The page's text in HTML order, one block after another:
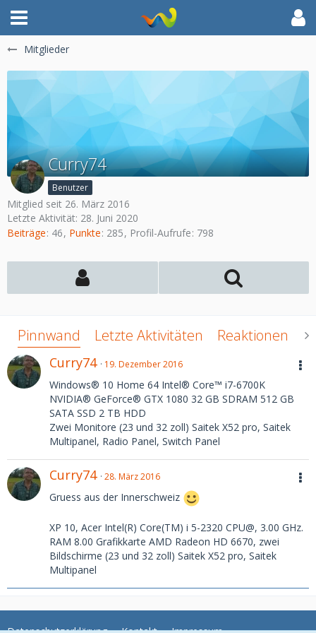
Mitglieder
Curry74
Benutzer
Mitglied seit 26. März 2016
Letzte Aktivität: 28. Juni 2020
Beiträge 46 Punkte 285 Profil-Aufrufe 798
Pinnwand Letzte Aktivitäten Reaktionen
Curry74 19. Dezember 2016
Windows® 10 Home 64 Intel® Core™ i7-6700K
NVIDIA® GeForce® GTX 1080 32 GB SDRAM 512 GB
SATA SSD 2 TB HDD
Zwei Monitore (23 und 32 zoll) Saitek X52 pro, Saitek
Multipanel, Radio Panel, Switch Panel
Curry74 28. März 2016
Gruess aus der Innerschweiz
XP 10, Acer Intel(R) Core(TM) i 5-2320 CPU@, 3.00 GHz.
RAM 8.00 Grafikkarte AMD Radeon HD 6670, zwei
Bildschirme (23 und 32 zoll) Saitek X52 pro, Saitek
Multipanel